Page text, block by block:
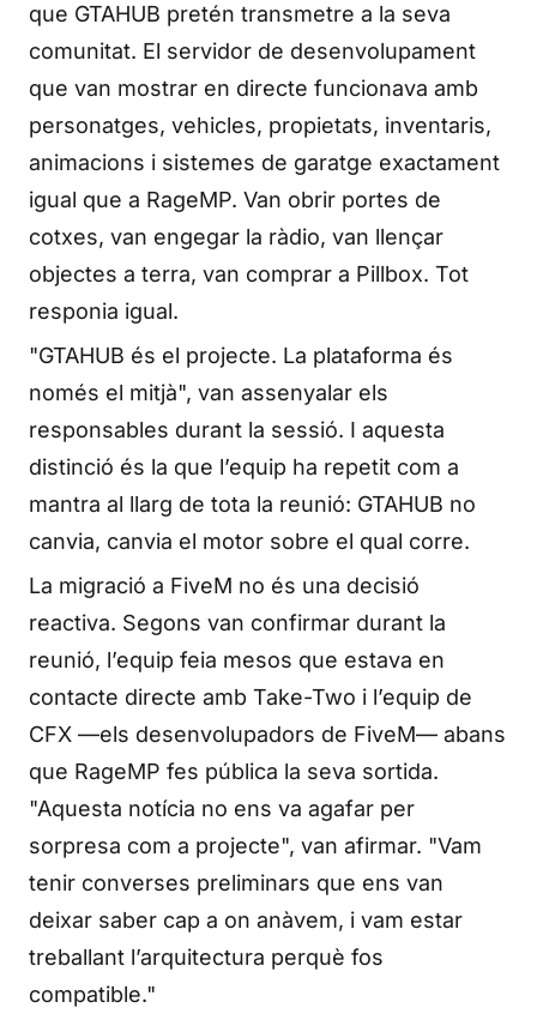
que GTAHUB pretén transmetre a la seva
comunitat. El servidor de desenvolupament
que van mostrar en directe funcionava amb
personatges, vehicles, propietats, inventaris,
animacions i sistemes de garatge exactament
igual que a RageMP. Van obrir portes de
cotxes, van engegar la ràdio, van llençar
objectes a terra, van comprar a Pillbox. Tot
responia igual.
"GTAHUB és el projecte. La plataforma és
només el mitjà", van assenyalar els
responsables durant la sessió. I aquesta
distinció és la que l’equip ha repetit com a
mantra al llarg de tota la reunió: GTAHUB no
canvia, canvia el motor sobre el qual corre.
La migració a FiveM no és una decisió
reactiva. Segons van confirmar durant la
reunió, l’equip feia mesos que estava en
contacte directe amb Take-Two i l’equip de
CFX —els desenvolupadors de FiveM— abans
que RageMP fes pública la seva sortida.
"Aquesta notícia no ens va agafar per
sorpresa com a projecte", van afirmar. "Vam
tenir converses preliminars que ens van
deixar saber cap a on anàvem, i vam estar
treballant l’arquitectura perquè fos
compatible."